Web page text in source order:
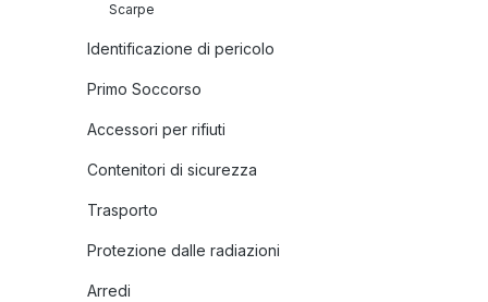
Scarpe
Identificazione di pericolo
Primo Soccorso
Accessori per rifiuti
Contenitori di sicurezza
Trasporto
Protezione dalle radiazioni
Arredi